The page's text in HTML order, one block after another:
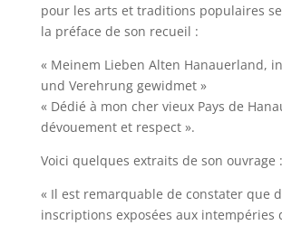
pour les arts et traditions populaires
la préface de son recueil :
« Meinem Lieben Alten Hanauerland,
und Verehrung gewidmet »
« Dédié à mon cher vieux Pays de
dévouement et respect ».
Voici quelques extraits de son ouvrage :
« Il est remarquable de constater que
inscriptions exposées aux intempéries